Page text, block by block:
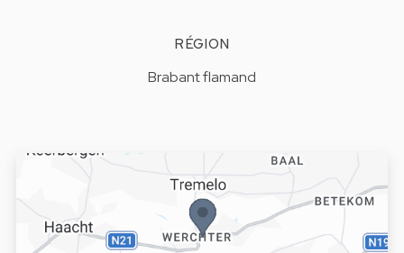
RÉGION
Brabant flamand